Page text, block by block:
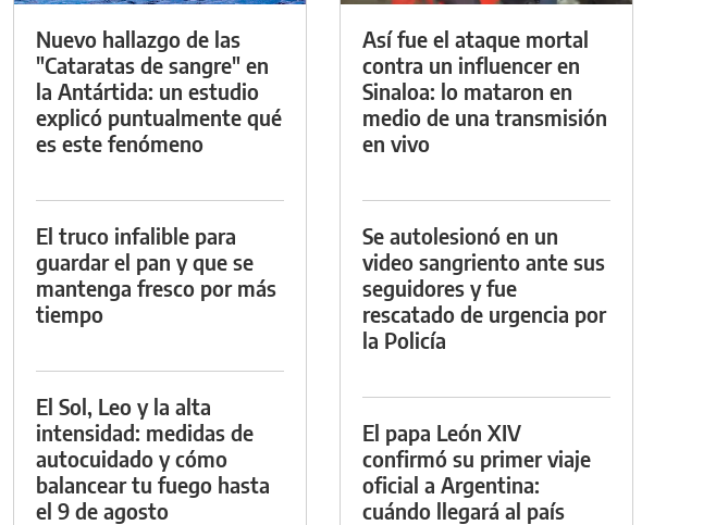
Nuevo hallazgo de las
"Cataratas de sangre" en
la Antártida: un estudio
explicó puntualmente qué
es este fenómeno
El truco infalible para
guardar el pan y que se
mantenga fresco por más
tiempo
El Sol, Leo y la alta
intensidad: medidas de
autocuidado y cómo
balancear tu fuego hasta
el 9 de agosto
Así fue el ataque mortal
contra un influencer en
Sinaloa: lo mataron en
medio de una transmisión
en vivo
Se autolesionó en un
video sangriento ante sus
seguidores y fue
rescatado de urgencia por
la Policía
El papa León XIV
confirmó su primer viaje
oficial a Argentina:
cuándo llegará al país